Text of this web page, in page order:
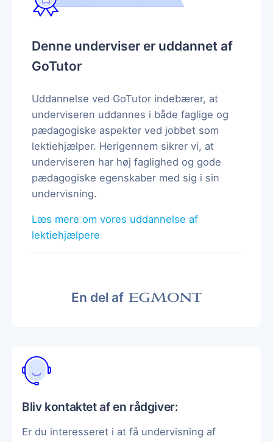
Denne underviser er uddannet af
GoTutor
Uddannelse ved GoTutor indebærer, at
underviseren uddannes i både faglige og
pædagogiske aspekter ved jobbet som
lektiehjælper. Herigennem sikrer vi, at
underviseren har høj faglighed og gode
pædagogiske egenskaber med sig i sin
undervisning.
Læs mere om vores uddannelse af
lektiehjælpere
En del af
Bliv kontaktet af en rådgiver:
Er du interesseret i at få undervisning af